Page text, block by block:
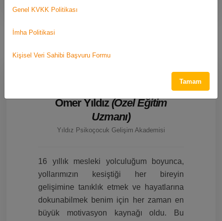
Ömer Yıldız(Özel Eğitim
Uzmanı)
Yıldız Psikoçocuk Gelişim Akademisi
16 yıllık mesleki yolculuğum boyunca,
yollarımızın kesiştiği her bireyin
gelişimine tanıklık etmek ve hayatlarına
dokunabilmek benim için her zaman en
büyük motivasyon kaynağı oldu. Bu
Genel KVKK Politikası
İmha Politikasi
Kişisel Veri Sahibi Başvuru Formu
Tamam